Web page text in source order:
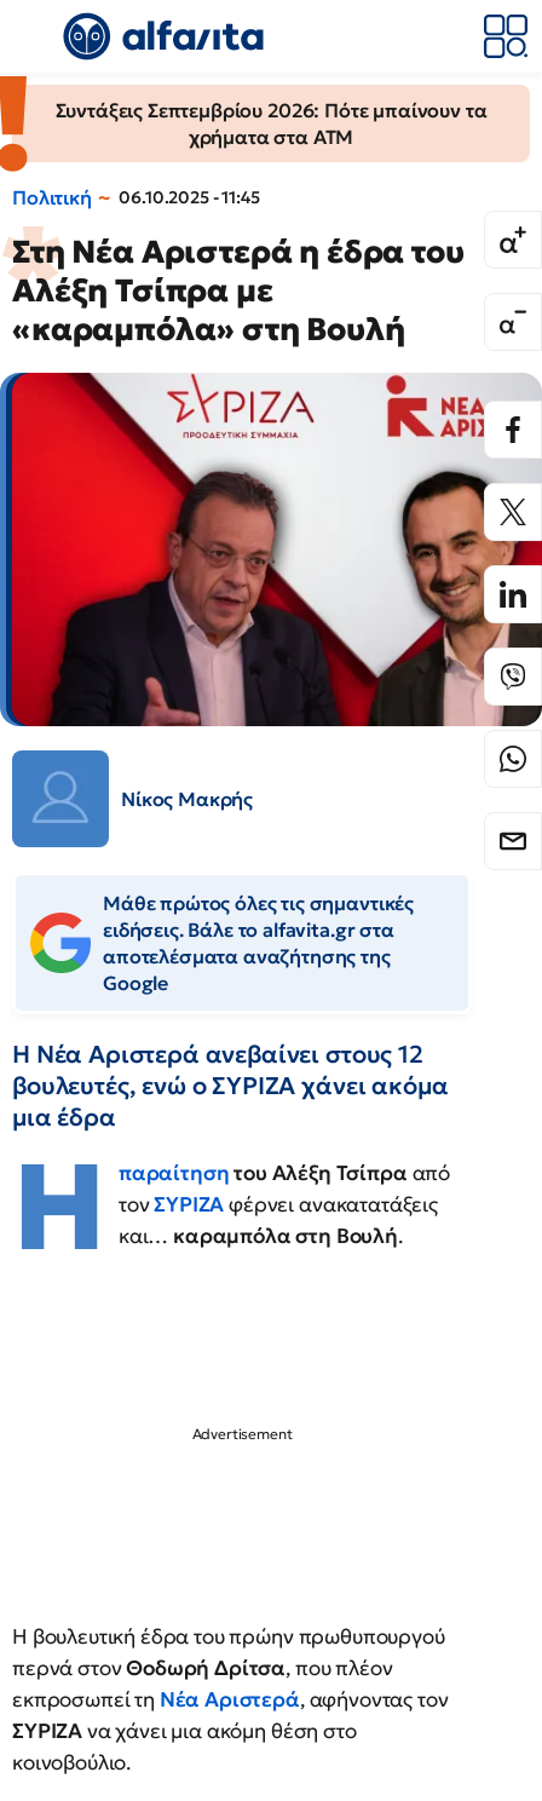
Συντάξεις Σεπτεμβρίου 2026: Πότε μπαίνουν τα
χρήματα στα ΑΤΜ
Πολιτική 06.10.2025 - 11:45
Στη Νέα Αριστερά η έδρα του
Αλέξη Τσίπρα με
«καραμπόλα» στη Βουλή
Νίκος Μακρής
Μάθε πρώτος όλες τις σημαντικές
ειδήσεις. Βάλε το alfavita.gr στα
αποτελέσματα αναζήτησης της
Google
Η Νέα Αριστερά ανεβαίνει στους 12
βουλευτές, ενώ ο ΣΥΡΙΖΑ χάνει ακόμα
μια έδρα
Η παραίτησητου Αλέξη Τσίπρα από
τονΣΥΡΙΖΑφέρνει ανακατατάξεις
και… καραμπόλα στη Βουλή.
Η βουλευτική έδρα του πρώην πρωθυπουργού
περνά στονΘοδωρή Δρίτσα, που πλέον
εκπροσωπεί τη Νέα Αριστερά, αφήνοντας τον
ΣΥΡΙΖΑνα χάνει μια ακόμη θέση στο
κοινοβούλιο.